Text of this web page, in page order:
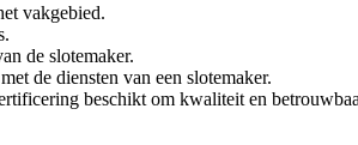
vakgebied.
de slotemaker.
de diensten van een slotemaker.
beschikt om kwaliteit en